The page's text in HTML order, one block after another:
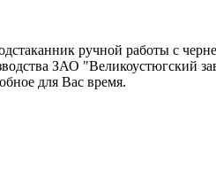
ручной работы с
ЗАО "Великоустюгский
для Вас время.